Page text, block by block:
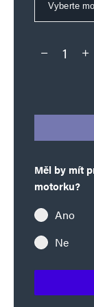
Deník TO –
Měl by mít
motorku?
Ano
Ne